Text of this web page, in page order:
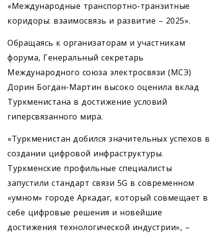
«Международные транспортно-транзитные
коридоры: взаимосвязь и развитие – 2025».
Обращаясь к организаторам и участникам
форума, Генеральный секретарь
Международного союза электросвязи (МСЭ)
Дорин Богдан-Мартин высоко оценила вклад
Туркменистана в достижение условий
гиперсвязанного мира.
«Туркменистан добился значительных успехов в
создании цифровой инфраструктуры.
Туркменские профильные специалисты
запустили стандарт связи 5G в современном
«умном» городе Аркадаг, который совмещает в
себе цифровые решения и новейшие
достижения технологической индустрии», –